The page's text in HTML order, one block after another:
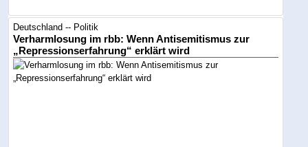
Deutschland -- Politik
Verharmlosung im rbb: Wenn Antisemitismus zur
„Repressionserfahrung“ erklärt wird